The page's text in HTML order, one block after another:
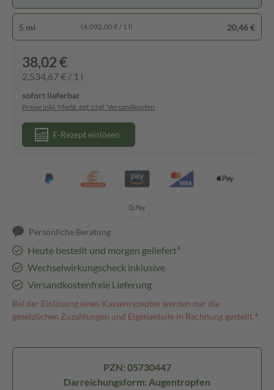
5 ml (4.092,00 € / 1 l) 20,46 €
38,02 €
2.534,67 € / 1 l
sofort lieferbar
Preise inkl. MwSt. ggf. zzgl. Versandkosten
E-Rezept einlösen
Persönliche Beratung
Heute bestellt und morgen geliefert³
Wechselwirkungscheck inklusive
Versandkostenfreie Lieferung
Bei der Einlösung eines Kassenrezeptes werden nur die
gesetzlichen Zuzahlungen und Eigenanteile in Rechnung gestellt.⁴
PZN: 05730447
Darreichungsform: Augentropfen